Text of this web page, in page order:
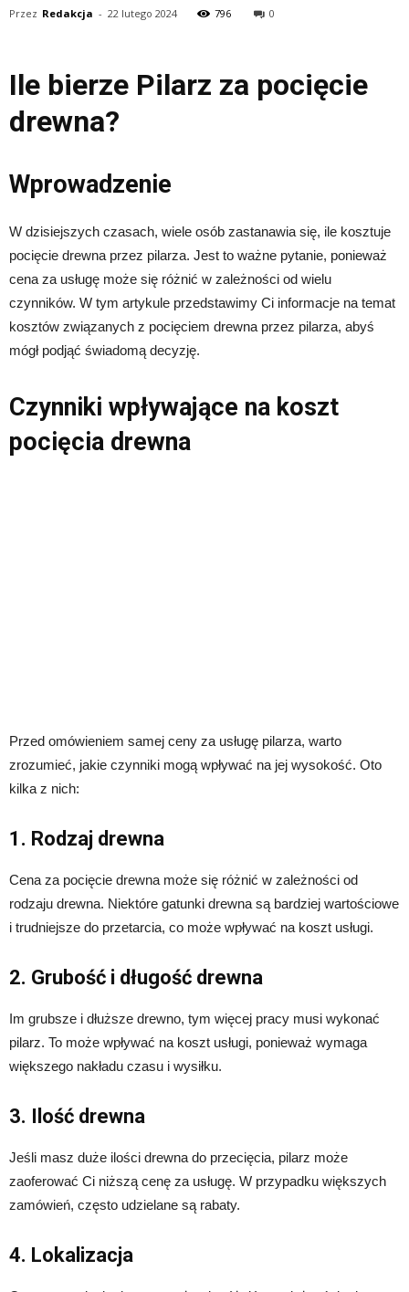
Przez Redakcja - 22 lutego 2024 796 0
Ile bierze Pilarz za pocięcie
drewna?
Wprowadzenie
W dzisiejszych czasach, wiele osób zastanawia się, ile kosztuje
pocięcie drewna przez pilarza. Jest to ważne pytanie, ponieważ
cena za usługę może się różnić w zależności od wielu
czynników. W tym artykule przedstawimy Ci informacje na temat
kosztów związanych z pocięciem drewna przez pilarza, abyś
mógł podjąć świadomą decyzję.
Czynniki wpływające na koszt
pocięcia drewna
Przed omówieniem samej ceny za usługę pilarza, warto
zrozumieć, jakie czynniki mogą wpływać na jej wysokość. Oto
kilka z nich:
1. Rodzaj drewna
Cena za pocięcie drewna może się różnić w zależności od
rodzaju drewna. Niektóre gatunki drewna są bardziej wartościowe
i trudniejsze do przetarcia, co może wpływać na koszt usługi.
2. Grubość i długość drewna
Im grubsze i dłuższe drewno, tym więcej pracy musi wykonać
pilarz. To może wpływać na koszt usługi, ponieważ wymaga
większego nakładu czasu i wysiłku.
3. Ilość drewna
Jeśli masz duże ilości drewna do przecięcia, pilarz może
zaoferować Ci niższą cenę za usługę. W przypadku większych
zamówień, często udzielane są rabaty.
4. Lokalizacja